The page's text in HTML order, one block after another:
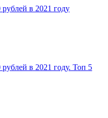
в 2021 году
в 2021 году. Топ 5